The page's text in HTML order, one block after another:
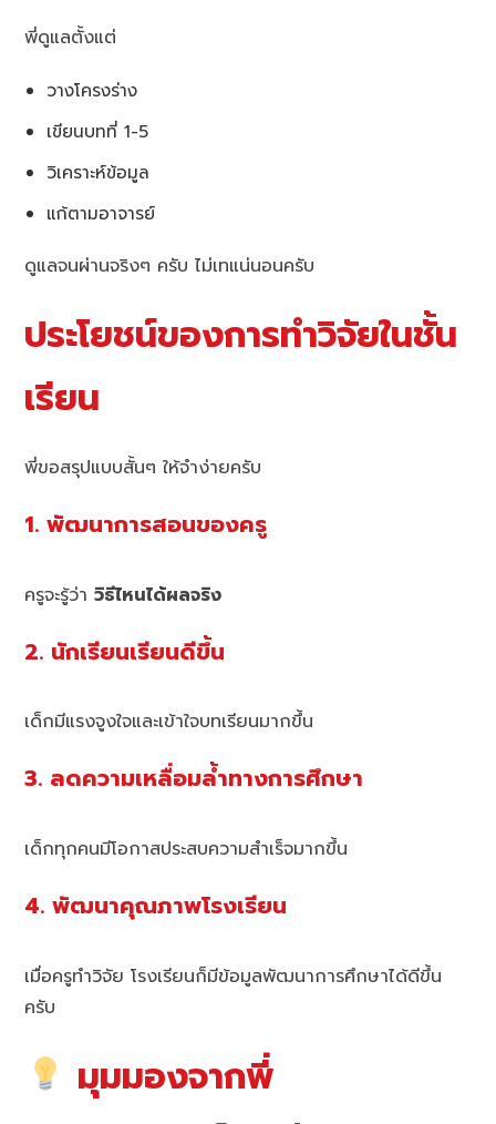
พี่ดูแลตั้งแต่
วางโครงร่าง
เขียนบทที่ 1-5
วิเคราะห์ข้อมูล
แก้ตามอาจารย์
ดูแลจนผ่านจริงๆ ครับ ไม่เทแน่นอนครับ
ประโยชน์ของการทำวิจัยในชั้น
เรียน
พี่ขอสรุปแบบสั้นๆ ให้จำง่ายครับ
1. พัฒนาการสอนของครู
ครูจะรู้ว่าวิธีไหนได้ผลจริง
2. นักเรียนเรียนดีขึ้น
เด็กมีแรงจูงใจและเข้าใจบทเรียนมากขึ้น
3. ลดความเหลื่อมล้ำทางการศึกษา
เด็กทุกคนมีโอกาสประสบความสำเร็จมากขึ้น
4. พัฒนาคุณภาพโรงเรียน
เมื่อครูทำวิจัย โรงเรียนก็มีข้อมูลพัฒนาการศึกษาได้ดีขึ้น
ครับ
มุมมองจากพี่